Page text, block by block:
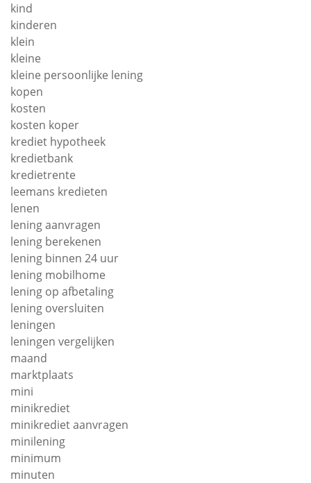
kind
kinderen
klein
kleine
kleine persoonlijke lening
kopen
kosten
kosten koper
krediet hypotheek
kredietbank
kredietrente
leemans kredieten
lenen
lening aanvragen
lening berekenen
lening binnen 24 uur
lening mobilhome
lening op afbetaling
lening oversluiten
leningen
leningen vergelijken
maand
marktplaats
mini
minikrediet
minikrediet aanvragen
minilening
minimum
minuten